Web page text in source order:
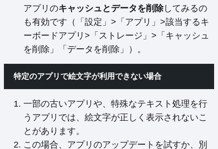
アプリのキャッシュとデータを削除してみるの
も有効です（「設定」>「アプリ」>該当するキ
ーボードアプリ>「ストレージ」>「キャッシュ
を削除」「データを削除」）。
特定のアプリで絵文字が利用できない場合
一部の古いアプリや、特殊なテキスト処理を行
うアプリでは、絵文字が正しく表示されないこ
とがあります。
この場合、アプリのアップデートを試すか、別